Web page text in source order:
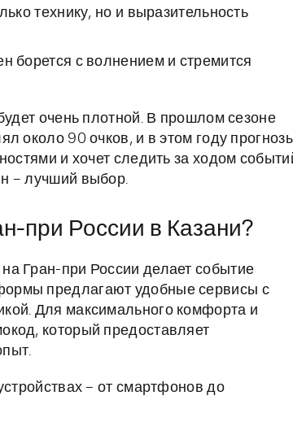
технику, но и выразительность
борется с волнением и стремится
очень плотной. В прошлом сезоне
около 90 очков, и в этом году
и хочет следить за ходом
– лучший выбор.
при России в Казани?
Гран-при России делает событие
предлагают удобные сервисы с
Для максимального комфорта и
который предоставляет
– от смартфонов до